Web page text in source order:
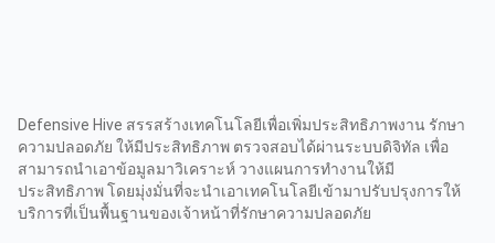
Defensive Hive สรรสร้างเทคโนโลยีเพื่อเพิ่มประสิทธิภาพงาน รักษา
ความปลอดภัย ให้มีประสิทธิภาพ ตรวจสอบได้ผ่านระบบดิจิทัล เพื่อ
สามารถนำเอาข้อมูลมาวิเคราะห์ วางแผนการทำงานให้มี
ประสิทธิภาพ โดยมุ่งมั่นที่จะนำเอาเทคโนโลยีเข้ามาปรับปรุงการให้
บริการที่เป็นพื้นฐานของเจ้าหน้าที่รักษาความปลอดภัย